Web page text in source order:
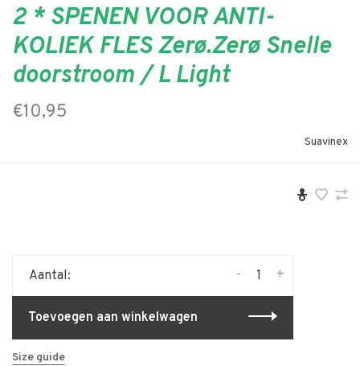
2 * SPENEN VOOR ANTI-
KOLIEK FLES Zerø.Zerø Snelle
doorstroom / L Light
€10,95
Suavinex
Aantal: +
-
Toevoegen aan winkelwagen
Size guide